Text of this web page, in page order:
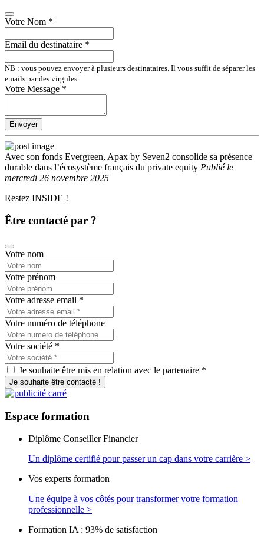
Votre Nom *
Email du destinataire *
NB : vous pouvez envoyer à plusieurs destinataires. Il vous suffit de séparer les
emails par des virgules.
Votre Message *
Envoyer
Avec son fonds Evergreen, Apax by Seven2 consolide sa présence
durable dans l’écosystème français du private equity Publiéle
mercredi 26 novembre 2025
Restez INSIDE !
Être contacté par ?
Votre nom
Votre prénom
Votre adresse email *
Votre numéro de téléphone
Votre société *
Je souhaite être mis en relation avec le partenaire *
Je souhaite être contacté !
Espace formation
Diplôme Conseiller Financier
Un diplôme certifié pour passer un cap dans votre carrière >
Vos experts formation
Une équipe à vos côtés pour transformer votre formation
professionnelle >
Formation IA : 93% de satisfaction